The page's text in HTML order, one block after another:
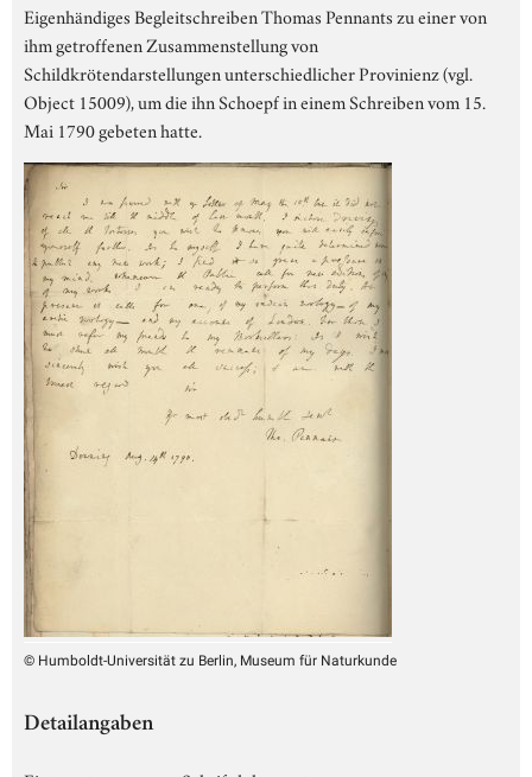
Eigenhändiges Begleitschreiben Thomas Pennants zu einer von
ihm getroffenen Zusammenstellung von
Schildkrötendarstellungen unterschiedlicher Provinienz (vgl.
Object 15009), um die ihn Schoepf in einem Schreiben vom 15.
Mai 1790 gebeten hatte.
© Humboldt-Universität zu Berlin, Museum für Naturkunde
Detailangaben